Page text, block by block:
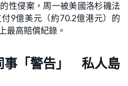
性侵案，周一被美國洛杉磯法
9億美元（約70.2億港元）的
最高賠償紀錄。
事「警告」 私人島